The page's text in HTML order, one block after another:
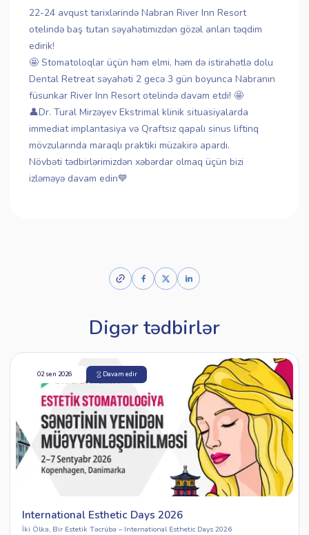
22-24 avqust tarixlərində Nabran River Inn Resort
otelində baş tutan səyahətimizdən gözəl anları təqdim
edirik!
🤩 Stomatoloqlar üçün həm elmi, həm də istirahətlə dolu
Dental Retreat səyahəti 2 gecə 3 gün boyunca Nabranın
füsunkar River Inn Resort otelində davam etdi! 🤩
👤Dr. Tural Mirzəyev Ekstrimal klinik situasiyalarda
immediat implantasiya və Qraftsız qapalı sinus liftinq
mövzularında maraqlı praktiki müzakirə apardı.
Növbəti tədbirlərimizdən xəbərdar olmaq üçün bizi
izləməyə davam edin💙
Digər tədbirlər
02 sen 2026 Davam edir
International Esthetic Days 2026
İki Ölkə, Bir Estetik Təcrübə – International Esthetic Days 2026